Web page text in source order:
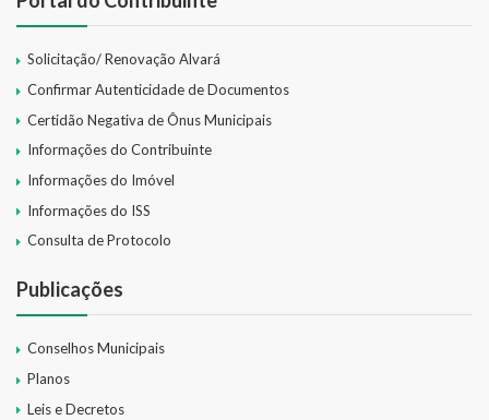
Solicitação/ Renovação Alvará
Confirmar Autenticidade de Documentos
Certidão Negativa de Ônus Municipais
Informações do Contribuinte
Informações do Imóvel
Informações do ISS
Consulta de Protocolo
Publicações
Conselhos Municipais
Planos
Leis e Decretos